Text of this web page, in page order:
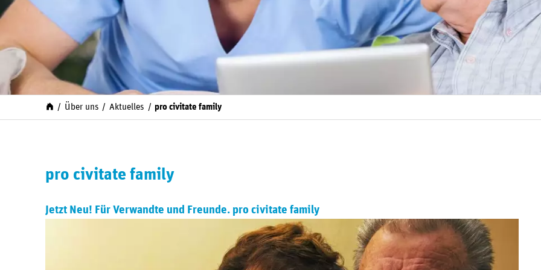
Über uns Aktuelles pro civitate family
pro civitate family
Jetzt Neu! Für Verwandte und Freunde. pro civitate family